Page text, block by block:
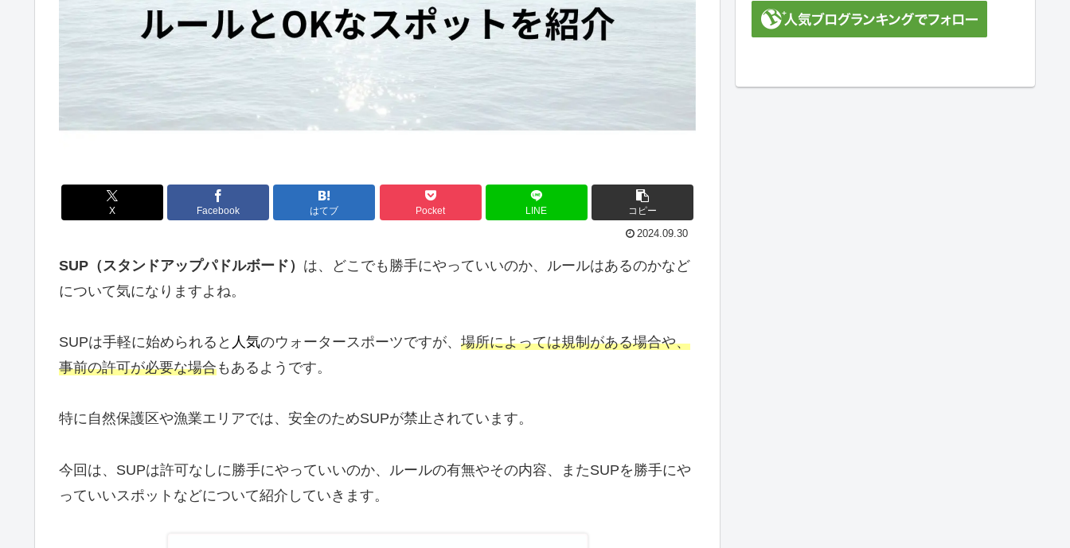
X Facebook はてブ Pocket LINE コピー
2024.09.30
SUP（スタンドアップパドルボード） は、どこでも勝手にやっていいのか、ルールはあるのかなど
について気になりますよね。
SUPは手軽に始められると 人気のウォータースポーツですが、 場所によっては規制がある場合や、
事前の許可が必要な場合もあるようです。
特に自然保護区や漁業エリアでは、安全のためSUPが禁止されています。
今回は、SUPは許可なしに勝手にやっていいのか、ルールの有無やその内容、またSUPを勝手にや
っていいスポットなどについて紹介していきます。